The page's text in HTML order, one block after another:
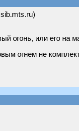
огонь, или его
огнем не